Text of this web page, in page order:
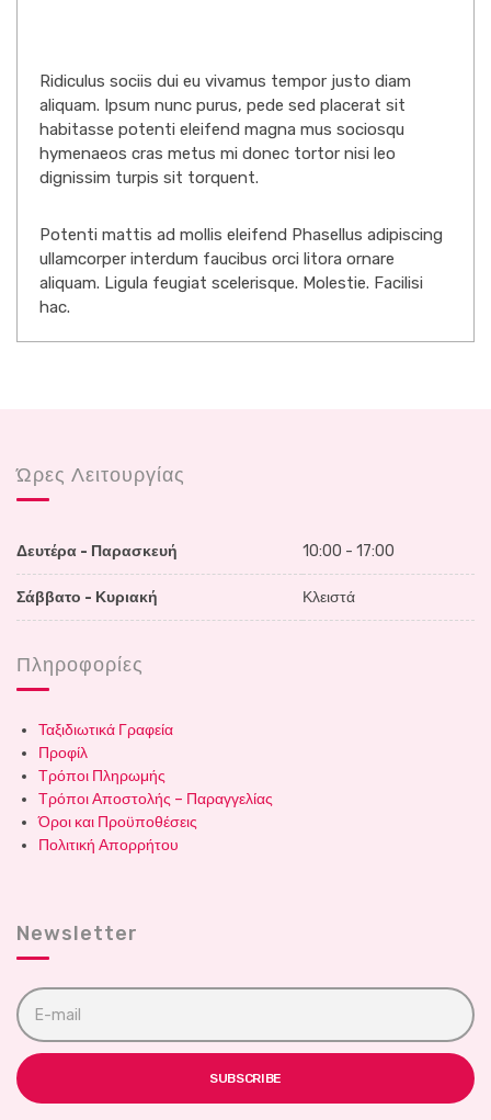
Ridiculus sociis dui eu vivamus tempor justo diam
aliquam. Ipsum nunc purus, pede sed placerat sit
habitasse potenti eleifend magna mus sociosqu
hymenaeos cras metus mi donec tortor nisi leo
dignissim turpis sit torquent.
Potenti mattis ad mollis eleifend Phasellus adipiscing
ullamcorper interdum faucibus orci litora ornare
aliquam. Ligula feugiat scelerisque. Molestie. Facilisi
hac.
Ώρες Λειτουργίας
Δευτέρα - Παρασκευή 10:00 - 17:00
Σάββατο - Κυριακή Κλειστά
Πληροφορίες
Ταξιδιωτικά Γραφεία
Προφίλ
Τρόποι Πληρωμής
Τρόποι Αποστολής – Παραγγελίας
Όροι και Προϋποθέσεις
Πολιτική Απορρήτου
Newsletter
E
m
a
l
a
SUBSCRIBE